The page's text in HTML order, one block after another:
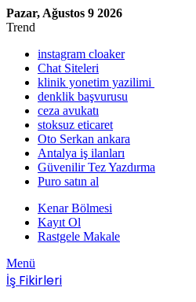
Pazar, Ağustos 9 2026
Trend
instagram cloaker
Chat Siteleri
klinik yonetim yazilimi
denklik başvurusu
ceza avukatı
stoksuz eticaret
Oto Serkan ankara
Antalya iş ilanları
Güvenilir Tez Yazdırma
Puro satın al
Kenar Bölmesi
Kayıt Ol
Rastgele Makale
Menü
İş Fikirleri